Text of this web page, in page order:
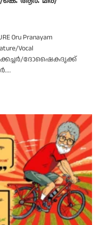
Oru Pranayam
Vocal
ദോഷൈകദൃക്ക്